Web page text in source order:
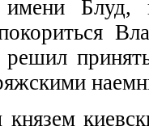
Блуд,
решил
князем